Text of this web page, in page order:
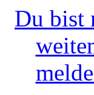
Du bist